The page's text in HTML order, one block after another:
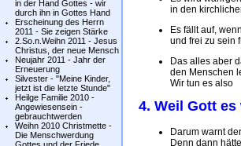
in der Hand Gottes - wir
durch ihn in Gottes Hand
Erscheinung des Herrn
2011 - Sie zeigen Stärke
2.So.n.Weihn 2011 - Jesus
Christus, der neue Mensch
Neujahr 2011 - Jahr der
Erneuerung
Silvester - "Meine Kinder,
jetzt ist die letzte Stunde"
Heilge Familie 2010 -
Angewiesensein -
gebrauchtwerden
Weihn 2010 Christmette -
Die Menschwerdung
in den
Es fällt auf,
und frei zu sein
Das alles aber
den Menschen
Wir tun es also
4. Weil Gott es
Darum warnt
Denn dann